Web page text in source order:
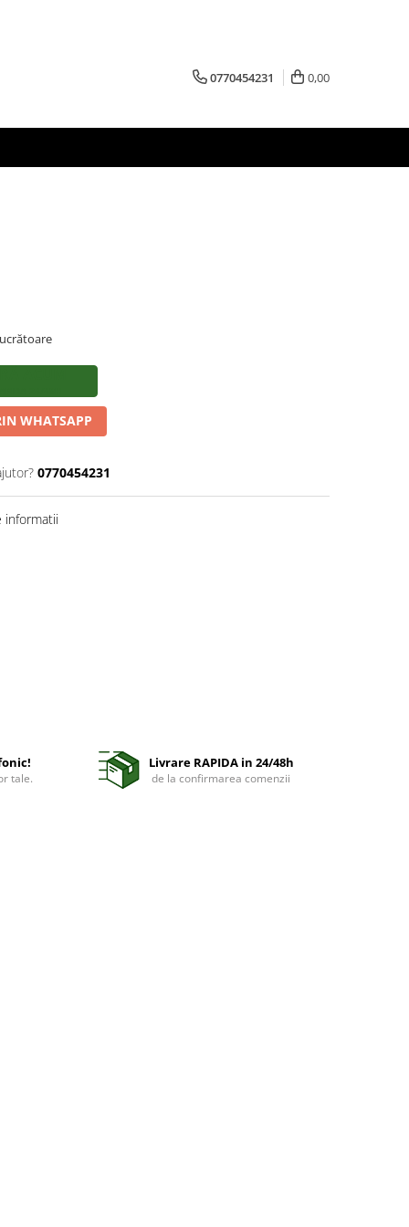
0770454231 0,00
WHATSAPP
0770454231
informatii
tale.
Livrare RAPIDA in 24/48h
de la confirmarea comenzii